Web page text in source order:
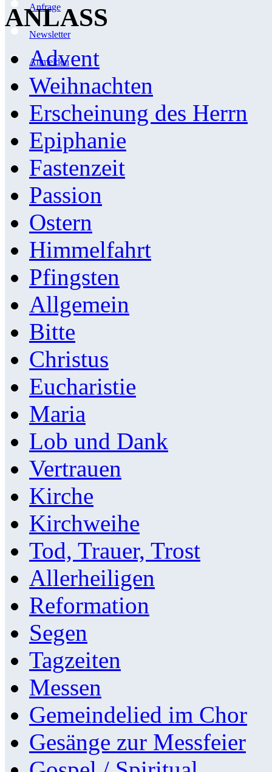
Anfrage
Newsletter
Anmelden
ANLASS
Advent
Weihnachten
Erscheinung des Herrn
Epiphanie
Fastenzeit
Passion
Ostern
Himmelfahrt
Pfingsten
Allgemein
Bitte
Christus
Eucharistie
Maria
Lob und Dank
Vertrauen
Kirche
Kirchweihe
Tod, Trauer, Trost
Allerheiligen
Reformation
Segen
Tagzeiten
Messen
Gemeindelied im Chor
Gesänge zur Messfeier